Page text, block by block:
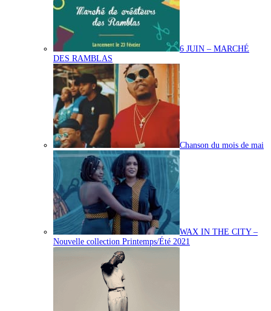
6 JUIN – MARCHÉ
DES RAMBLAS
Chanson du mois de mai
WAX IN THE CITY –
Nouvelle collection Printemps/Été 2021